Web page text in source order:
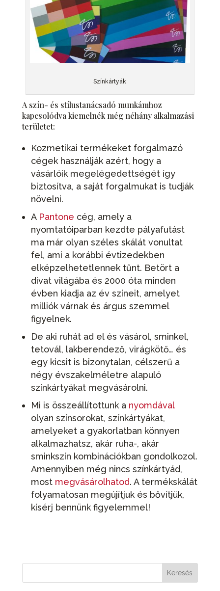
Színkártyák
A szín- és stílustanácsadó munkámhoz
kapcsolódva kiemelnék még néhány alkalmazási
területet:
Kozmetikai termékeket forgalmazó
cégek használják azért, hogy a
vásárlóik megelégedettségét így
biztosítva, a saját forgalmukat is tudják
növelni.
A Pantone cég, amely a
nyomtatóiparban kezdte pályafutást
ma már olyan széles skálát vonultat
fel, ami a korábbi évtizedekben
elképzelhetetlennek tűnt. Betört a
divat világába és 2000 óta minden
évben kiadja az év színeit, amelyet
milliók várnak és árgus szemmel
figyelnek.
De aki ruhát ad el és vásárol, sminkel,
tetovál, lakberendező, virágkötő… és
egy kicsit is bizonytalan, célszerű a
négy évszakelméletre alapuló
színkártyákat megvásárolni.
Mi is összeállítottunk a nyomdával
olyan színsorokat, színkártyákat,
amelyeket a gyakorlatban könnyen
alkalmazhatsz, akár ruha-, akár
sminkszín kombinációkban gondolkozol.
Amennyiben még nincs színkártyád,
most megvásárolhatod. A termékskálát
folyamatosan megújítjuk és bővítjük,
kísérj bennünk figyelemmel!